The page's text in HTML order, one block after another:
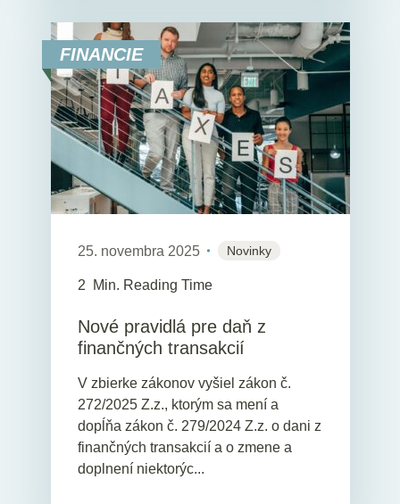
FINANCIE
25. novembra 2025 Novinky
2 Min. Reading Time
Nové pravidlá pre daň z
finančných transakcií
V zbierke zákonov vyšiel zákon č.
272/2025 Z.z., ktorým sa mení a
dopĺňa zákon č. 279/2024 Z.z. o dani z
finančných transakcií a o zmene a
doplnení niektorýc...